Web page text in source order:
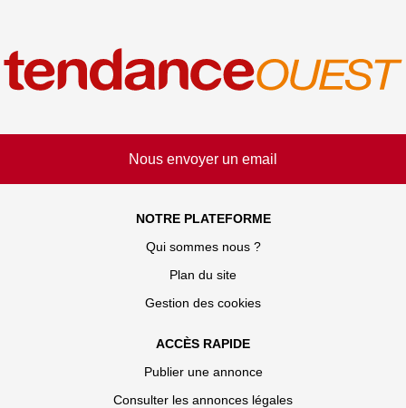
Nous envoyer un email
NOTRE PLATEFORME
Qui sommes nous ?
Plan du site
Gestion des cookies
ACCÈS RAPIDE
Publier une annonce
Consulter les annonces légales